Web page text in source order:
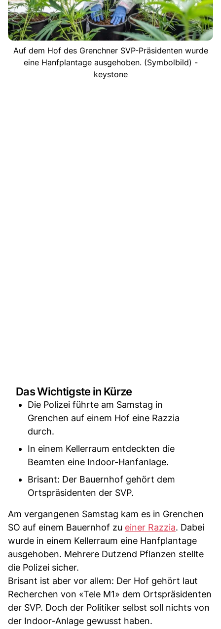
Auf dem Hof des Grenchner SVP-Präsidenten wurde
eine Hanfplantage ausgehoben. (Symbolbild) -
keystone
Das Wichtigste in Kürze
Die Polizei führte am Samstag in
Grenchen auf einem Hof eine Razzia
durch.
In einem Kellerraum entdeckten die
Beamten eine Indoor-Hanfanlage.
Brisant: Der Bauernhof gehört dem
Ortspräsidenten der SVP.
Am vergangenen Samstag kam es in Grenchen
SO auf einem Bauernhof zu einer Razzia. Dabei
wurde in einem Kellerraum eine Hanfplantage
ausgehoben. Mehrere Dutzend Pflanzen stellte
die Polizei sicher.
Brisant ist aber vor allem: Der Hof gehört laut
Recherchen von «Tele M1» dem Ortspräsidenten
der SVP. Doch der Politiker selbst soll nichts von
der Indoor-Anlage gewusst haben.